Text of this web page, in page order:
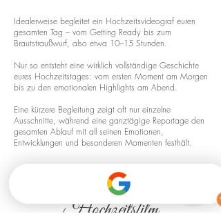
Idealerweise begleitet ein Hochzeitsvideograf euren
gesamten Tag – vom Getting Ready bis zum
Brautstraußwurf, also etwa 10–15 Stunden.
Nur so entsteht eine wirklich vollständige Geschichte
eures Hochzeitstages: vom ersten Moment am Morgen
bis zu den emotionalen Highlights am Abend.
Eine kürzere Begleitung zeigt oft nur einzelne
Ausschnitte, während eine ganztägige Reportage den
gesamten Ablauf mit all seinen Emotionen,
Entwicklungen und besonderen Momenten festhält.
Drohnenaufnahmen für euren